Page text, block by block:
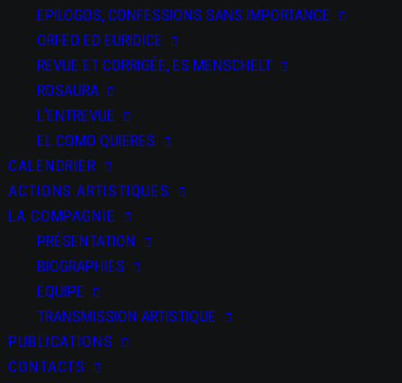
EPILOGOS, CONFESSIONS SANS IMPORTANCE
ORFEO ED EURIDICE
REVUE ET CORRIGÉE, ES MENSCHELT
ROSAURA
L’ENTREVUE
EL COMO QUIERES
CALENDRIER
ACTIONS ARTISTIQUES
LA COMPAGNIE
PRÉSENTATION
BIOGRAPHIES
EQUIPE
TRANSMISSION ARTISTIQUE
PUBLICATIONS
CONTACTS